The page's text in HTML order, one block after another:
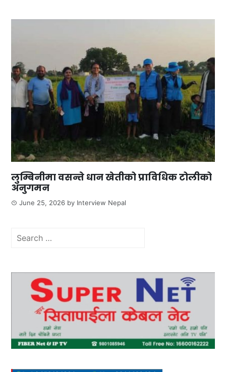
लुम्बिनीमा वसन्ते धान खेतीको प्राविधिक टोलीको
अनुगमन
June 25, 2026 by Interview Nepal
Search